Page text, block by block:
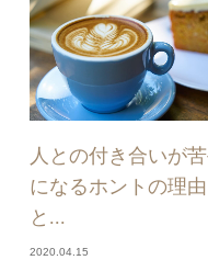
人との付き合いが
になるホントの理由
と...
2020.04.15